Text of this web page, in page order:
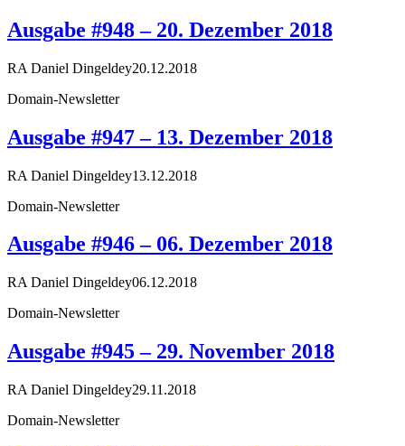
Ausgabe #948 – 20. Dezember 2018
RA Daniel Dingeldey20.12.2018
Domain-Newsletter
Ausgabe #947 – 13. Dezember 2018
RA Daniel Dingeldey13.12.2018
Domain-Newsletter
Ausgabe #946 – 06. Dezember 2018
RA Daniel Dingeldey06.12.2018
Domain-Newsletter
Ausgabe #945 – 29. November 2018
RA Daniel Dingeldey29.11.2018
Domain-Newsletter